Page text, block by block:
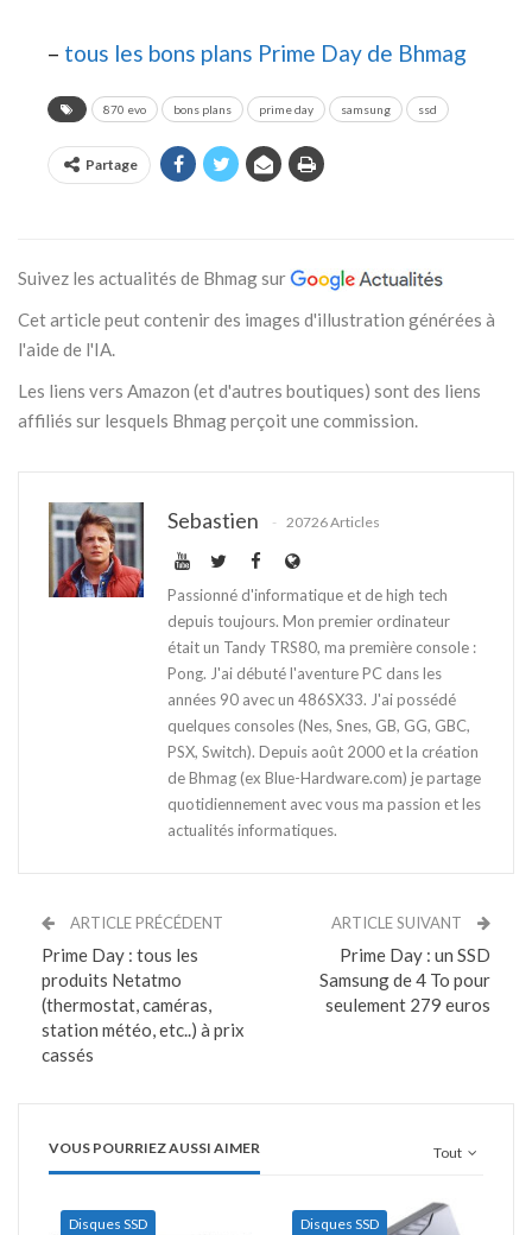
– tous les bons plans Prime Day de Bhmag
870 evo bons plans prime day samsung ssd
Partage
Suivez les actualités de Bhmag sur
Cet article peut contenir des images d'illustration générées à
l'aide de l'IA.
Les liens vers Amazon (et d'autres boutiques) sont des liens
affiliés sur lesquels Bhmag perçoit une commission.
Sebastien 20726 Articles
Passionné d'informatique et de high tech
depuis toujours. Mon premier ordinateur
était un Tandy TRS80, ma première console :
Pong. J'ai débuté l'aventure PC dans les
années 90 avec un 486SX33. J'ai possédé
quelques consoles (Nes, Snes, GB, GG, GBC,
PSX, Switch). Depuis août 2000 et la création
de Bhmag (ex Blue-Hardware.com) je partage
quotidiennement avec vous ma passion et les
actualités informatiques.
ARTICLE PRÉCÉDENT
Prime Day : tous les
produits Netatmo
(thermostat, caméras,
station météo, etc..) à prix
cassés
ARTICLE SUIVANT
Prime Day : un SSD
Samsung de 4 To pour
seulement 279 euros
Tout
VOUS POURRIEZ AUSSI AIMER
Disques SSD Disques SSD